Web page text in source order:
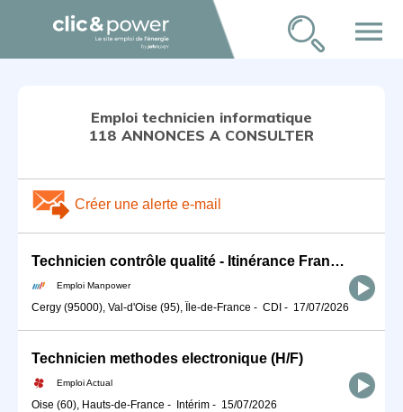
menu
Emploi technicien informatique
118 ANNONCES A CONSULTER
Créer une alerte e-mail
Technicien contrôle qualité - Itinérance France entière (H/F)
Emploi Manpower
Cergy (95000), Val-d'Oise (95), Île-de-France - CDI - 17/07/2026
Technicien methodes electronique (H/F)
Emploi Actual
Oise (60), Hauts-de-France - Intérim - 15/07/2026